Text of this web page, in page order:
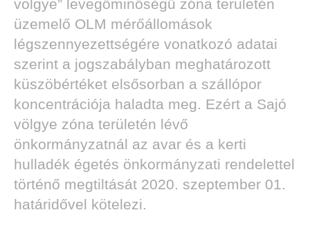
völgye” levegőminőségű zóna területén
üzemelő OLM mérőállomások
légszennyezettségére vonatkozó adatai
szerint a jogszabályban meghatározott
küszöbértéket elsősorban a szállópor
koncentrációja haladta meg. Ezért a Sajó
völgye zóna területén lévő
önkormányzatnál az avar és a kerti
hulladék égetés önkormányzati rendelettel
történő megtiltását 2020. szeptember 01.
határidővel kötelezi.